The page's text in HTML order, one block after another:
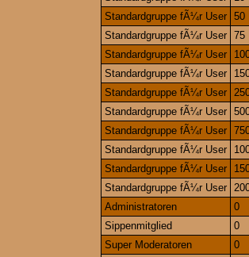
Standardgruppe fÃ¼r User
50
Standardgruppe fÃ¼r User
75
Standardgruppe fÃ¼r User
Standardgruppe fÃ¼r User
Standardgruppe fÃ¼r User
Standardgruppe fÃ¼r User
Standardgruppe fÃ¼r User
Standardgruppe fÃ¼r User
Standardgruppe fÃ¼r User
Standardgruppe fÃ¼r User
Administratoren
0
Sippenmitglied
0
Super Moderatoren
0